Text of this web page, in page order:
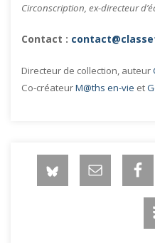
Circonscription, ex-directeur
Contact :
Directeur de collection, auteur
Co-créateurM@ths en-vie et